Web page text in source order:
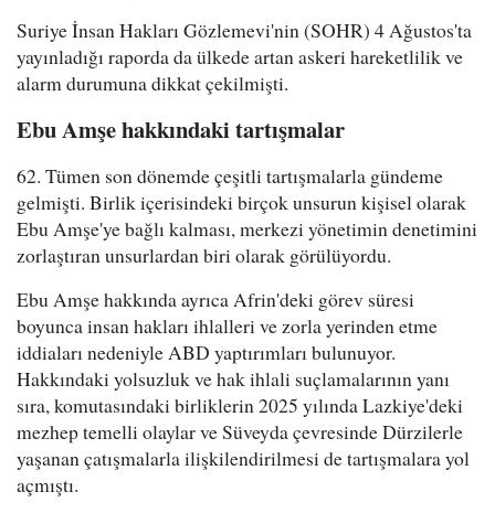
Suriye İnsan Hakları Gözlemevi'nin (SOHR) 4 Ağustos'ta
yayınladığı raporda da ülkede artan askeri hareketlilik ve
alarm durumuna dikkat çekilmişti.
Ebu Amşe hakkındaki tartışmalar
62. Tümen son dönemde çeşitli tartışmalarla gündeme
gelmişti. Birlik içerisindeki birçok unsurun kişisel olarak
Ebu Amşe'ye bağlı kalması, merkezi yönetimin denetimini
zorlaştıran unsurlardan biri olarak görülüyordu.
Ebu Amşe hakkında ayrıca Afrin'deki görev süresi
boyunca insan hakları ihlalleri ve zorla yerinden etme
iddiaları nedeniyle ABD yaptırımları bulunuyor.
Hakkındaki yolsuzluk ve hak ihlali suçlamalarının yanı
sıra, komutasındaki birliklerin 2025 yılında Lazkiye'deki
mezhep temelli olaylar ve Süveyda çevresinde Dürzilerle
yaşanan çatışmalarla ilişkilendirilmesi de tartışmalara yol
açmıştı.